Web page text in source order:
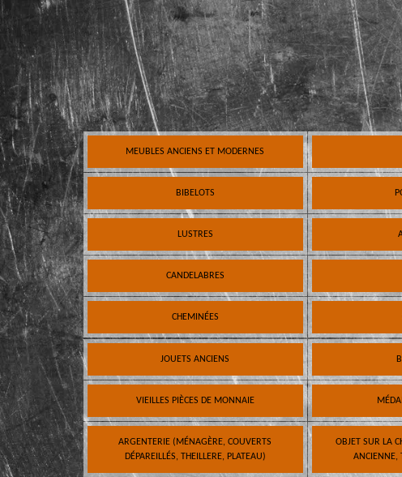
MEUBLES ANCIENS ET MODERNES
BIBELOTS
LUSTRES
CANDELABRES
CHEMINÉES
JOUETS ANCIENS
VIEILLES PIÈCES DE MONNAIE
ARGENTERIE (MÉNAGÈRE, COUVERTS
DÉPAREILLÉS, THEILLERE, PLATEAU)
OBJET SUR LA
ANCIENNE,